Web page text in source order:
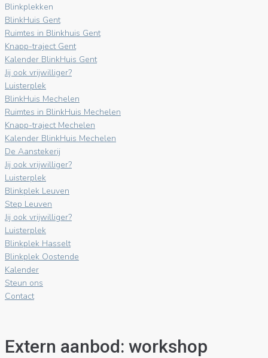
Blinkplekken
BlinkHuis Gent
Ruimtes in Blinkhuis Gent
Knapp-traject Gent
Kalender BlinkHuis Gent
Jij ook vrijwilliger?
Luisterplek
BlinkHuis Mechelen
Ruimtes in BlinkHuis Mechelen
Knapp-traject Mechelen
Kalender BlinkHuis Mechelen
De Aanstekerij
Jij ook vrijwilliger?
Luisterplek
Blinkplek Leuven
Step Leuven
Jij ook vrijwilliger?
Luisterplek
Blinkplek Hasselt
Blinkplek Oostende
Kalender
Steun ons
Contact
Extern aanbod: workshop